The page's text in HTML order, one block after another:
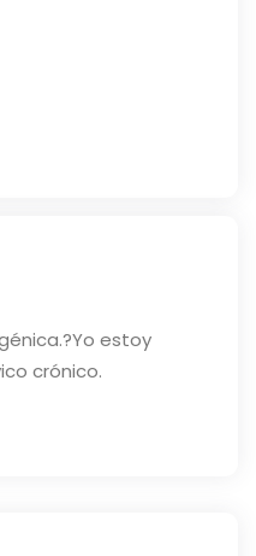
estoy
crónico.